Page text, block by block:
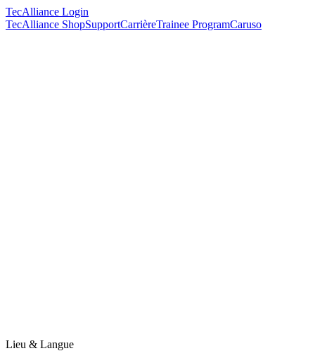
TecAlliance Login
TecAlliance ShopSupportCarrièreTrainee ProgramCaruso
Lieu & Langue